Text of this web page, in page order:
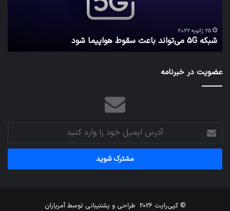
25 ژانویه 2022
شبکه 5G می‌تواند باعث سقوط هواپیما شود
عضویت در خبرنامه
آدرس
ایمیل
خود
وارد
© کپی‌رایت 2026 طراحی و پشتیبانی توسطآمریاران